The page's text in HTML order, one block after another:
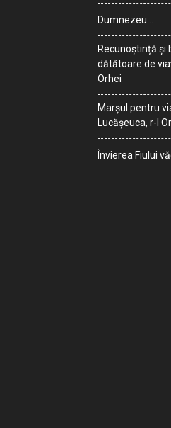
Dumnezeu…
Recunoștință și
dătătoare de
Orhei
Marșul pentru
Lucășeuca, r-l
Învierea Fiului